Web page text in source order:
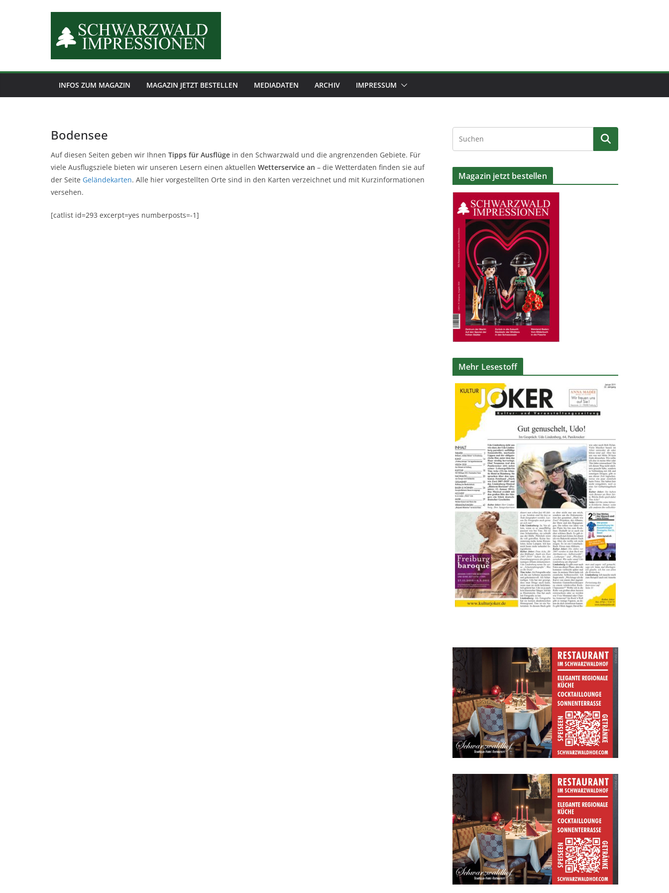
INFOS ZUM MAGAZIN MAGAZIN JETZT BESTELLEN MEDIADATEN ARCHIV IMPRESSUM
Bodensee
Auf diesen Seiten geben wir Ihnen Tipps für Ausflüge in den Schwarzwald und die angrenzenden Gebiete. Für
viele Ausflugsziele bieten wir unseren Lesern einen aktuellen Wetterservice an – die Wetterdaten finden sie auf
der Seite Geländekarten. Alle hier vorgestellten Orte sind in den Karten verzeichnet und mit Kurzinformationen
versehen.
[catlist id=293 excerpt=yes numberposts=-1]
Magazin jetzt bestellen
Mehr Lesestoff